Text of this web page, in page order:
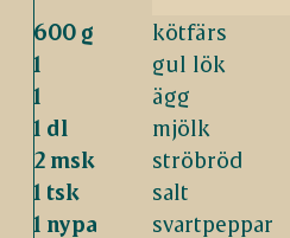
600 g
kötfärs
1
gul lök
1
ägg
1 dl
mjölk
2 msk
ströbröd
1 tsk
salt
1 nypa
svartpeppar